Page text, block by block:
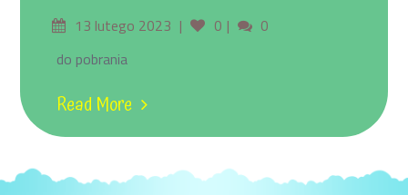
13 lutego 2023 0
0
do pobrania
Read More